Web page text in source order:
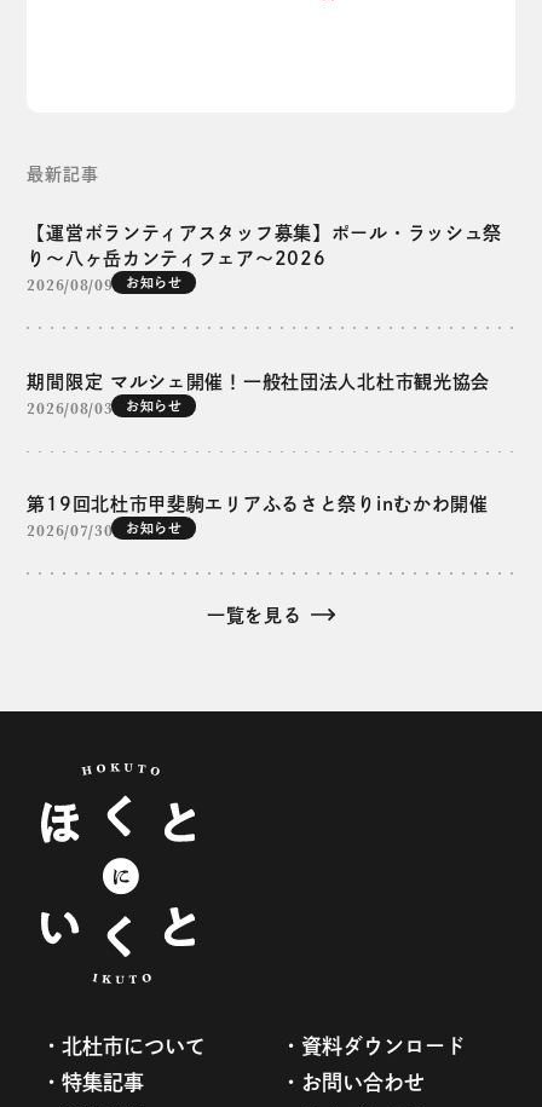
最新記事
【運営ボランティアスタッフ募集】ポール・ラッシュ祭
り～八ヶ岳カンティフェア～2026
2026/08/09 お知らせ
期間限定 マルシェ開催！一般社団法人北杜市観光協会
2026/08/03 お知らせ
第19回北杜市甲斐駒エリアふるさと祭りinむかわ開催
2026/07/30 お知らせ
一覧を見る
北杜市について
資料ダウンロード
特集記事
お問い合わせ